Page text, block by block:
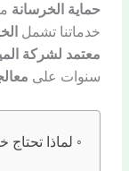
حماية الخرسانة
خدماتنا تشمل
معتمد لشركة
سنوات على
لماذا